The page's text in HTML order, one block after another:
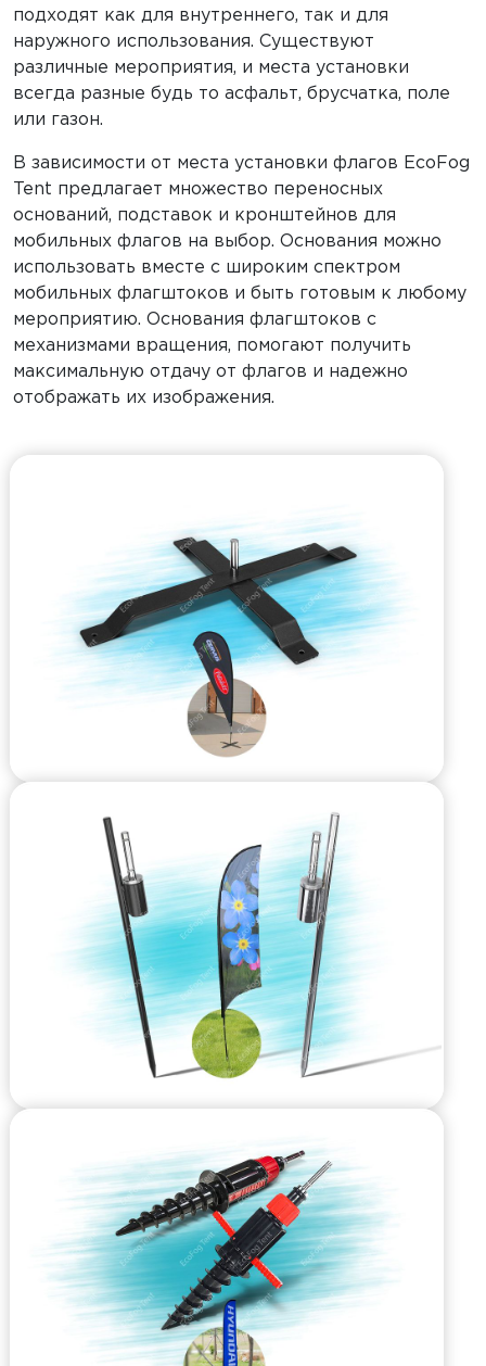
подходят как для внутреннего, так и для
наружного использования. Существуют
различные мероприятия, и места установки
всегда разные будь то асфальт, брусчатка, поле
или газон.
В зависимости от места установки флагов EcoFog
Tent предлагает множество переносных
оснований, подставок и кронштейнов для
мобильных флагов на выбор. Основания можно
использовать вместе с широким спектром
мобильных флагштоков и быть готовым к любому
мероприятию. Основания флагштоков с
механизмами вращения, помогают получить
максимальную отдачу от флагов и надежно
отображать их изображения.